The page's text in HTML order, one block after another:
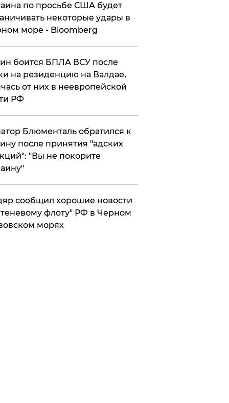
по просьбе США будет
некоторые удары в
море - Bloomberg
боится БПЛА ВСУ после
на резиденцию на Валдае,
от них в неевропейской
РФ
Блюменталь обратился к
после принятия "адских
"Вы не покорите
сообщил хорошие новости
флоту" РФ в Черном
морях